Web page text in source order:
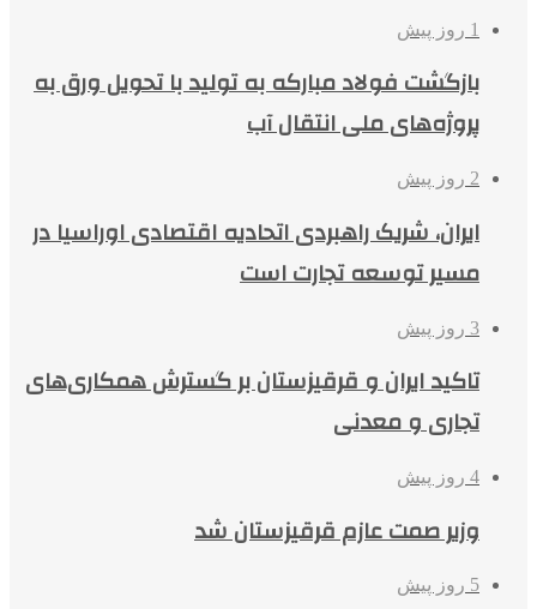
1 روز پیش
بازگشت فولاد مبارکه به تولید با تحویل ورق به
پروژه‌های ملی انتقال آب
2 روز پیش
ایران، شریک راهبردی اتحادیه اقتصادی اوراسیا در
مسیر توسعه تجارت است
3 روز پیش
تاکید ایران و قرقیزستان بر گسترش همکاری‌های
تجاری و معدنی
4 روز پیش
وزیر صمت عازم قرقیزستان شد
5 روز پیش